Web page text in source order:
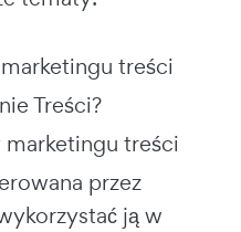
treści
Treści?
marketingu treści
przez
ją w